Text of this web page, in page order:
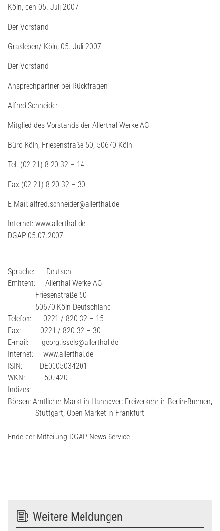
Köln, den 05. Juli 2007
Der Vorstand
Grasleben/ Köln, 05. Juli 2007
Der Vorstand
Ansprechpartner bei Rückfragen
Alfred Schneider
Mitglied des Vorstands der Allerthal-Werke AG
Büro Köln, Friesenstraße 50, 50670 Köln
Tel. (02 21) 8 20 32 – 14
Fax (02 21) 8 20 32 – 30
E-Mail: alfred.schneider@allerthal.de
Internet: www.allerthal.de
DGAP 05.07.2007
Sprache: Deutsch
Emittent: Allerthal-Werke AG
Friesenstraße 50
50670 Köln Deutschland
Telefon: 0221 / 820 32 – 15
Fax: 0221 / 820 32 – 30
E-mail: georg.issels@allerthal.de
Internet: www.allerthal.de
ISIN: DE0005034201
WKN: 503420
Indizes:
Börsen: Amtlicher Markt in Hannover; Freiverkehr in Berlin-Bremen,
Stuttgart; Open Market in Frankfurt
Ende der Mitteilung DGAP News-Service
Weitere Meldungen